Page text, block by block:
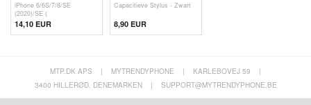
iPhone 6/6S/7/8/SE
(2020)/SE (
14,10 EUR
Capacitieve Stylus - Zwart
8,90 EUR
MTP.DK APS | MYTRENDYPHONE | KARLEBOVEJ 59
|
3400 HILLERØD, DENEMARKEN
| SUPPORT@MYTRENDYPHONE.BE